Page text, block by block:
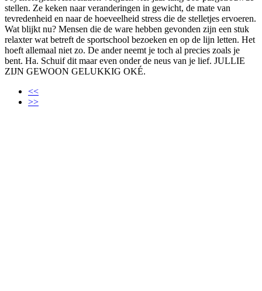
stellen. Ze keken naar veranderingen in gewicht, de mate van
tevredenheid en naar de hoeveelheid stress die de stelletjes ervoeren.
Wat blijkt nu? Mensen die de ware hebben gevonden zijn een stuk
relaxter wat betreft de sportschool bezoeken en op de lijn letten. Het
hoeft allemaal niet zo. De ander neemt je toch al precies zoals je
bent. Ha. Schuif dit maar even onder de neus van je lief. JULLIE
ZIJN GEWOON GELUKKIG OKÉ.
<<
>>